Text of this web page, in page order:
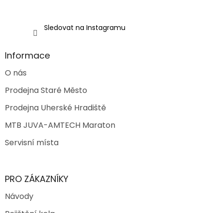
Sledovat na Instagramu
Informace
O nás
Prodejna Staré Město
Prodejna Uherské Hradiště
MTB JUVA-AMTECH Maraton
Servisní místa
PRO ZÁKAZNÍKY
Návody